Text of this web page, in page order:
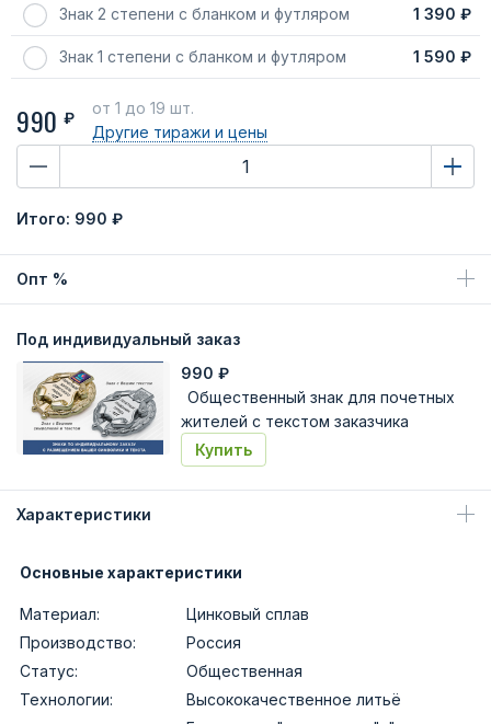
Знак 2 степени с бланком и футляром 1 390 ₽
Знак 1 степени с бланком и футляром 1 590 ₽
990 ₽
от 1 до 19 шт.
Другие тиражии цены
Итого: 990 ₽
Опт %
Под индивидуальный заказ
990 ₽
Общественный знак для почетных
жителей с текстом заказчика
Купить
Характеристики
Основные характеристики
Материал:
Цинковый сплав
Производство:
Россия
Статус:
Общественная
Технологии:
Высококачественное литьё